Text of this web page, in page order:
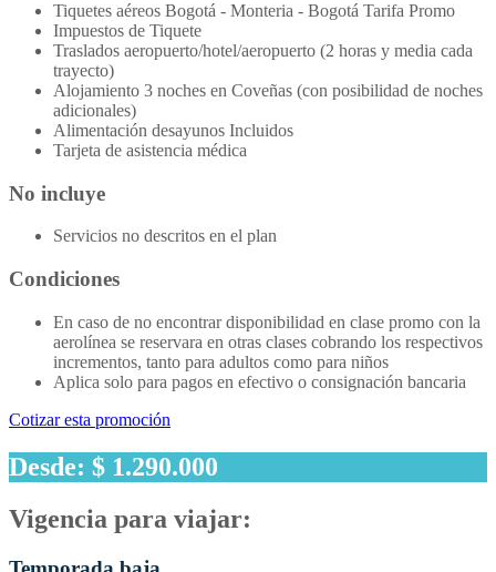
Tiquetes aéreos Bogotá - Monteria - Bogotá Tarifa Promo
Impuestos de Tiquete
Traslados aeropuerto/hotel/aeropuerto (2 horas y media cada
trayecto)
Alojamiento 3 noches en Coveñas (con posibilidad de noches
adicionales)
Alimentación desayunos Incluidos
Tarjeta de asistencia médica
No incluye
Servicios no descritos en el plan
Condiciones
En caso de no encontrar disponibilidad en clase promo con la
aerolínea se reservara en otras clases cobrando los respectivos
incrementos, tanto para adultos como para niños
Aplica solo para pagos en efectivo o consignación bancaria
Cotizar esta promoción
Desde: $ 1.290.000
Vigencia para viajar: